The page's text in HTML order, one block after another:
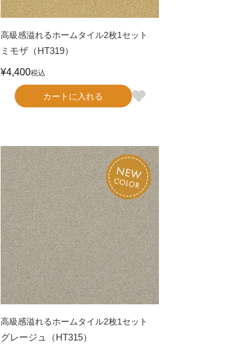
高級感溢れるホームタイル2枚1セット
ミモザ（HT319）
¥4,400税込
カートに入れる
高級感溢れるホームタイル2枚1セット
グレージュ（HT315）